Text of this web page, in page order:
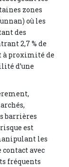
zones
où les
des
2,7 % de
à proximité de
d’une
barrières
est
les
contact avec
fréquents